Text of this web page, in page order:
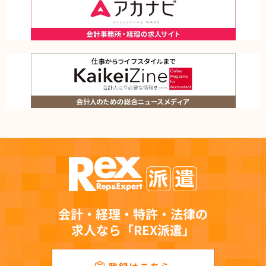
会計・経理・特許・法律の
求人なら「REX派遣」